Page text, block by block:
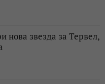
нова звезда за Тервел,